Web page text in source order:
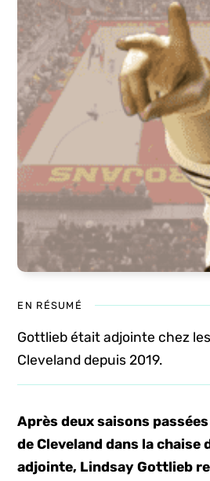
EN RÉSUMÉ
Gottlieb était adjointe chez
Cleveland depuis 2019.
Après deux saisons
de Cleveland dans la chaise
adjointe, Lindsay Gottlieb